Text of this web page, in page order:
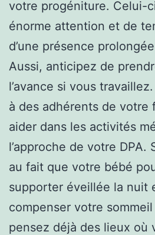
votre progéniture. Celui-
énorme attention et de
d’une présence
Aussi, anticipez de
l’avance si vous
à des adhérents de votre
aider dans les activités
l’approche de votre DPA.
au fait que votre bébé
supporter éveillée la nuit
compenser votre
pensez déjà des lieux où